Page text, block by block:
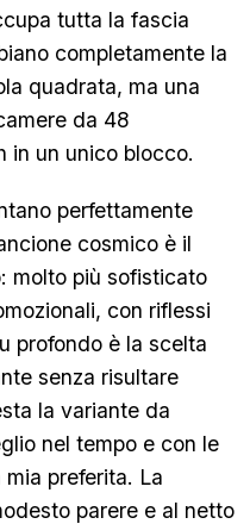
tutta la fascia
completamente la
quadrata, ma una
da 48
in un unico blocco.
perfettamente
cosmico è il
molto più sofisticato
con riflessi
profondo è la scelta
senza risultare
la variante da
nel tempo e con le
preferita. La
parere e al netto